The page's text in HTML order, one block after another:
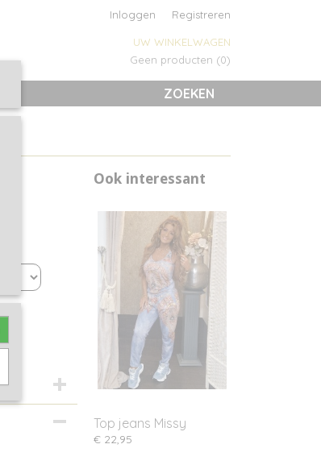
Inloggen Registreren
UW WINKELWAGEN
Geen producten (0)
ZOEKEN
Ook interessant
Top jeans Missy
€ 22,95